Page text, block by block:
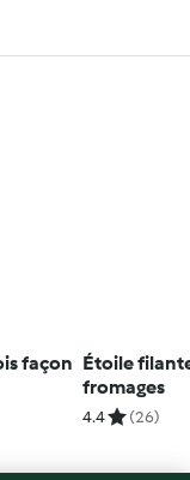
façon Étoile
fromages
4.4 (26)